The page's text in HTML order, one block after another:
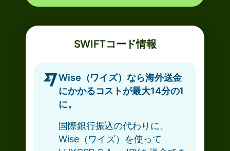
SWIFTコード情報
Wise（ワイズ）なら海外送金
にかかるコストが最大14分の1
に。
国際銀行振込の代わりに、
Wise（ワイズ）を使って